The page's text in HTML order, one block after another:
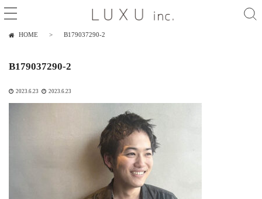
HOME B179037290-2
B179037290-2
2023.6.23 2023.6.23